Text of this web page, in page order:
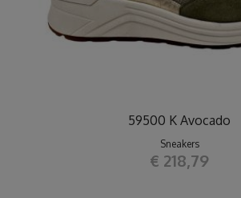
59500 K Avocado
Sneakers
€ 218,79